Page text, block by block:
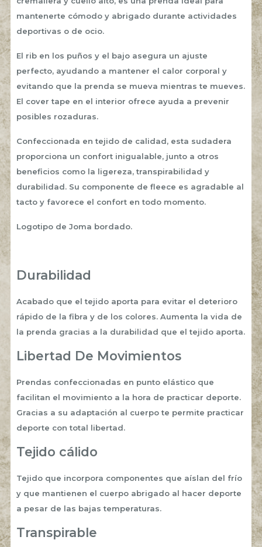
mantenerte cómodo y abrigado durante actividades
deportivas o de ocio.
El rib en los puños y el bajo asegura un ajuste
perfecto, ayudando a mantener el calor corporal y
evitando que la prenda se mueva mientras te mueves.
El cover tape en el interior ofrece ayuda a prevenir
posibles rozaduras.
Confeccionada en tejido de calidad, esta sudadera
proporciona un confort inigualable, junto a otros
beneficios como la ligereza, transpirabilidad y
durabilidad. Su componente de fleece es agradable al
tacto y favorece el confort en todo momento.
Logotipo de Joma bordado.
Durabilidad
Acabado que el tejido aporta para evitar el deterioro
rápido de la fibra y de los colores. Aumenta la vida de
la prenda gracias a la durabilidad que el tejido aporta.
Libertad De Movimientos
Prendas confeccionadas en punto elástico que
facilitan el movimiento a la hora de practicar deporte.
Gracias a su adaptación al cuerpo te permite practicar
deporte con total libertad.
Tejido cálido
Tejido que incorpora componentes que aíslan del frío
y que mantienen el cuerpo abrigado al hacer deporte
a pesar de las bajas temperaturas.
Transpirable